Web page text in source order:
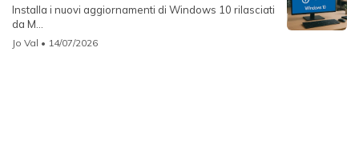
Installa i nuovi aggiornamenti di Windows 10 rilasciati
da M...
Jo Val • 14/07/2026